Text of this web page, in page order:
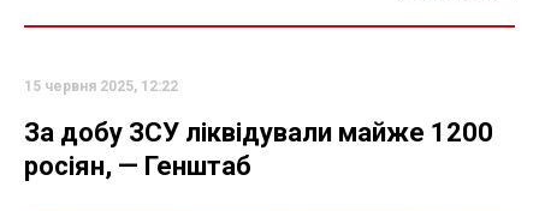
15 червня 2025, 12:22
За добу ЗСУ ліквідували майже 1200
росіян, — Генштаб